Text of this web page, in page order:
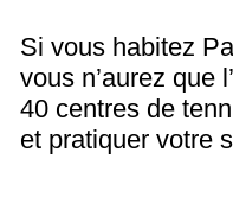
Si vous habitez
vous n’aurez que
40 centres de
et pratiquer votre